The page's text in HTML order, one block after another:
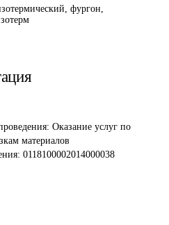
фургон,
Оказание услуг по
материалов
0118100002014000038